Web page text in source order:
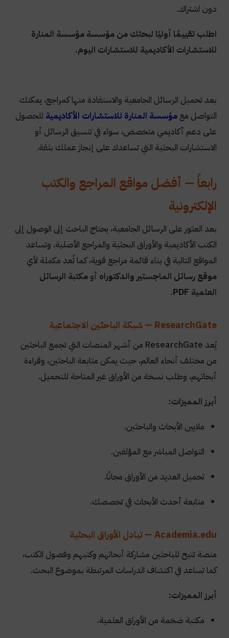
دون اشتراك.
اطلب تقييمًا أوليًا لبحثك من مؤسسة مؤسسة المنارة
للاستشارات الأكاديمية للاستشارات اليوم.
بعد تحميل الرسائل الجامعية والاستفادة منها كمراجع، يمكنك
التواصل مع مؤسسة المنارة للاستشارات الأكاديمية للحصول
على دعم أكاديمي متخصص، سواء في تنسيق الرسائل أو
الاستشارات البحثية التي تساعدك على إنجاز عملك بثقة.
رابعاً — أفضل مواقع المراجع والكتب
الإلكترونية
بعد العثور على الرسائل الجامعية، يحتاج الباحث إلى الوصول إلى
الكتب الأكاديمية والأوراق البحثية والمراجع الأصلية. وتساعد
المواقع التالية في بناء قائمة مراجع قوية، كما تُعد مكملة لأي
موقع رسائل الماجستير والدكتوراه أو مكتبة الرسائل
العلمية PDF
.
ResearchGate — شبكة الباحثين الاجتماعية
يُعد ResearchGate من أشهر المنصات التي تجمع الباحثين
من مختلف أنحاء العالم، حيث يمكن متابعة الباحثين، وقراءة
أبحاثهم، وطلب نسخة من الأوراق غير المتاحة للتحميل.
أبرز المميزات:
ملايين الأبحاث والباحثين.
التواصل المباشر مع المؤلفين.
تحميل العديد من الأوراق مجانًا.
متابعة أحدث الأبحاث في تخصصك.
Academia.edu — تبادل الأوراق البحثية
منصة تتيح للباحثين مشاركة أبحاثهم وكتبهم وفصول الكتب،
كما تساعد في اكتشاف الدراسات المرتبطة بموضوع البحث.
أبرز المميزات:
مكتبة ضخمة من الأوراق العلمية.